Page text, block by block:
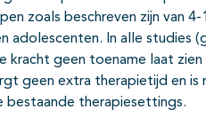
dichtklappen
zoals beschreven zijn van
adolescenten. In alle
kracht geen toename laat
geen extra therapietijd en
bestaande therapiesettings.